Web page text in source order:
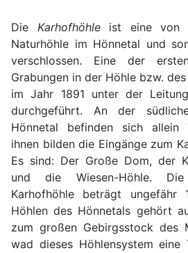
Die Karhofhöhleist eine von
Naturhöhle im Hönnetal und
verschlossen. Eine der
Grabungen in der Höhle bzw.
im Jahr 1891 unter der
durchgeführt. An der
Hönnetal befinden sich
ihnen bilden die Eingänge zum
Es sind: Der Große Dom, der
und die Wiesen-Höhle.
Karhofhöhle beträgt ungefähr
Höhlen des Hönnetals gehört
zum großen Gebirgsstock des
wad dieses Höhlensystem